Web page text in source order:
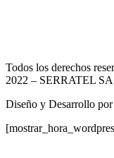
Todos los derechos
2022 – SERRATEL
Diseño y Desarrollo por